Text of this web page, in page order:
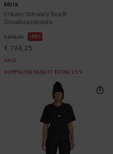
Mora
Frauen Schwarz Boa®-
Snowboardboots
€ 370,00 48%
€ 194,25
SALE
DOPPELTER RABATT EXTRA 25 %